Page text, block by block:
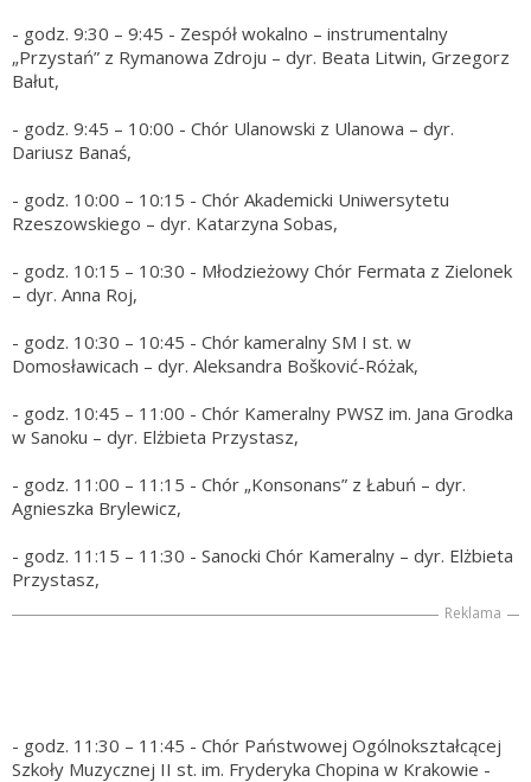
- godz. 9:30 – 9:45 - Zespół wokalno – instrumentalny
„Przystań” z Rymanowa Zdroju – dyr. Beata Litwin, Grzegorz
Bałut,
- godz. 9:45 – 10:00 - Chór Ulanowski z Ulanowa – dyr.
Dariusz Banaś,
- godz. 10:00 – 10:15 - Chór Akademicki Uniwersytetu
Rzeszowskiego – dyr. Katarzyna Sobas,
- godz. 10:15 – 10:30 - Młodzieżowy Chór Fermata z Zielonek
– dyr. Anna Roj,
- godz. 10:30 – 10:45 - Chór kameralny SM I st. w
Domosławicach – dyr. Aleksandra Bošković-Różak,
- godz. 10:45 – 11:00 - Chór Kameralny PWSZ im. Jana Grodka
w Sanoku – dyr. Elżbieta Przystasz,
- godz. 11:00 – 11:15 - Chór „Konsonans” z Łabuń – dyr.
Agnieszka Brylewicz,
- godz. 11:15 – 11:30 - Sanocki Chór Kameralny – dyr. Elżbieta
Przystasz,
Reklama
- godz. 11:30 – 11:45 - Chór Państwowej Ogólnokształcącej
Szkoły Muzycznej II st. im. Fryderyka Chopina w Krakowie -